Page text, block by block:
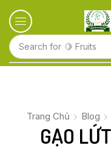
Search for 🍋 Fruits
Trang Chủ Blog
GẠO